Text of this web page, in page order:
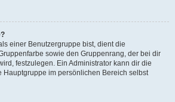
einer Benutzergruppe bist, dient die
sowie den Gruppenrang, der bei dir
festzulegen. Ein Administrator kann dir die
Hauptgruppe im persönlichen Bereich selbst